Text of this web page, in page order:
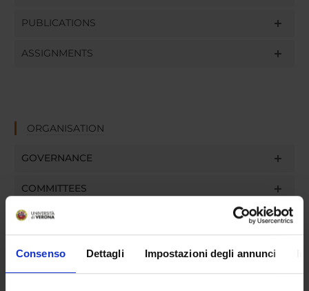
Consenso Dettagli Impostazioni degli annunci
PUBLICATIONS
ASSIGNMENTS
ORGANISATION
GOVERNANCE
COMMITTEES
DEPARTMENT ADMINISTRATION OFFICES
STUDENT ADMINISTRATION OFFICES